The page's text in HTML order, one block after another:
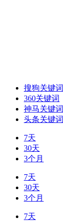
搜狗关键词
360关键词
神马关键词
头条关键词
7天
30天
3个月
7天
30天
3个月
7天